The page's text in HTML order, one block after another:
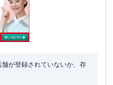
が登録されていないか、存